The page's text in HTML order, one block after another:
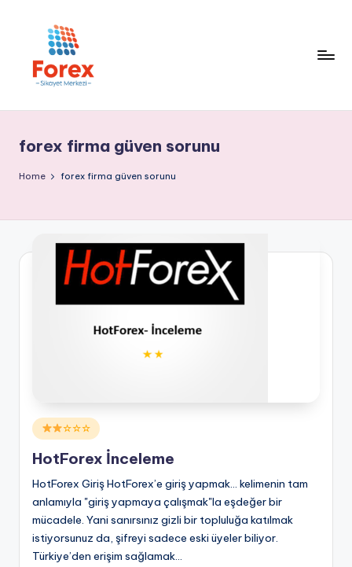
forex firma güven sorunu
Home forex firma güven sorunu
Posted
in
☆☆☆
HotForex İnceleme
HotForex Giriş HotForex’e giriş yapmak... kelimenin tam
anlamıyla "giriş yapmaya çalışmak"la eşdeğer bir
mücadele. Yani sanırsınız gizli bir topluluğa katılmak
istiyorsunuz da, şifreyi sadece eski üyeler biliyor.
Türkiye’den erişim sağlamak…